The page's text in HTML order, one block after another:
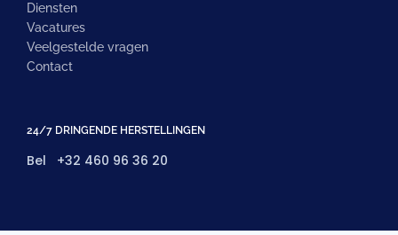
Diensten
Vacatures
Veelgestelde vragen
Contact
24/7 DRINGENDE HERSTELLINGEN
Bel +32 460 96 36 20